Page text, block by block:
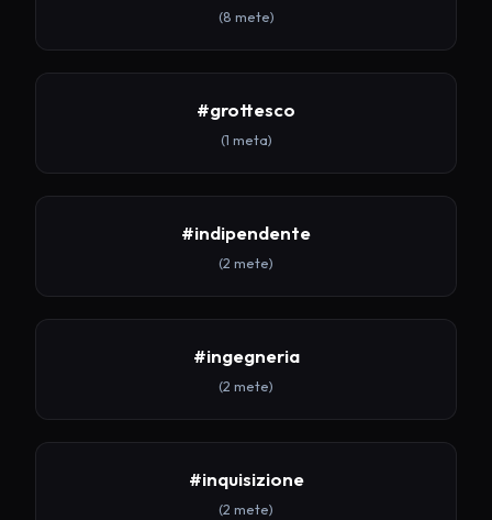
(8 mete)
#grottesco
(1 meta)
#indipendente
(2 mete)
#ingegneria
(2 mete)
#inquisizione
(2 mete)